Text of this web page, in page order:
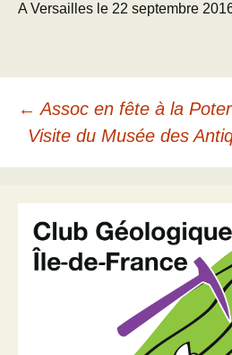
A Versailles le 22 septembre
Navigation
des
articles
← Assoc en fête à la
Visite du Musée des